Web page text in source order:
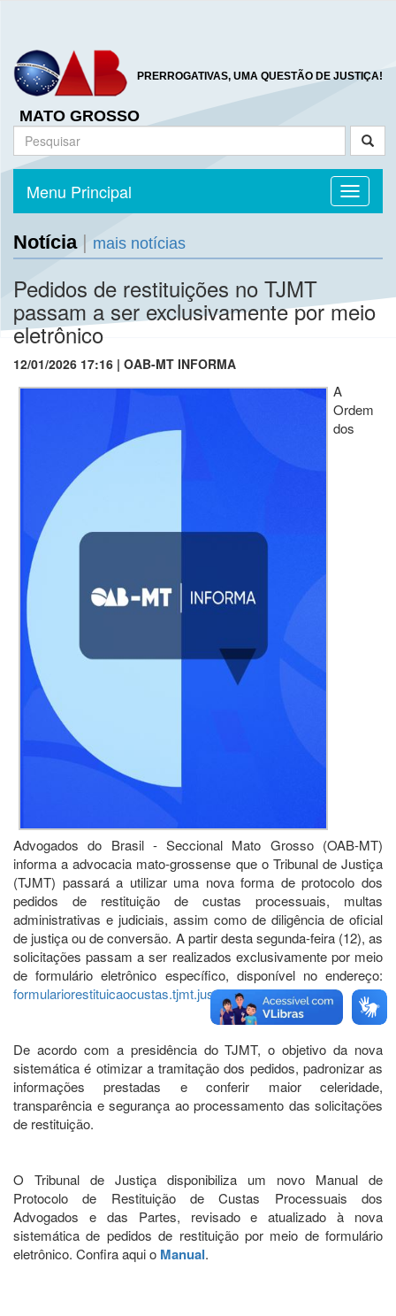
PRERROGATIVAS, UMA QUESTÃO DE JUSTIÇA!
MATO GROSSO
Toggle
Menu Principal
Notícia| mais notícias
Pedidos de restituições no TJMT
passam a ser exclusivamente por meio
eletrônico
12/01/2026 17:16 | OAB-MT INFORMA
A
Ordem
dos
Advogados do Brasil - Seccional Mato Grosso (OAB-MT)
informa a advocacia mato-grossense que o Tribunal de Justiça
(TJMT) passará a utilizar uma nova forma de protocolo dos
pedidos de restituição de custas processuais, multas
administrativas e judiciais, assim como de diligência de oficial
de justiça ou de conversão. A partir desta segunda-feira (12), as
solicitações passam a ser realizados exclusivamente por meio
de formulário eletrônico específico, disponível no endereço:
formulariorestituicaocustas.tjmt.jus.br.
De acordo com a presidência do TJMT, o objetivo da nova
sistemática é otimizar a tramitação dos pedidos, padronizar as
informações prestadas e conferir maior celeridade,
transparência e segurança ao processamento das solicitações
de restituição.
O Tribunal de Justiça disponibiliza um novo Manual de
Protocolo de Restituição de Custas Processuais dos
Advogados e das Partes, revisado e atualizado à nova
sistemática de pedidos de restituição por meio de formulário
eletrônico. Confira aqui o Manual.